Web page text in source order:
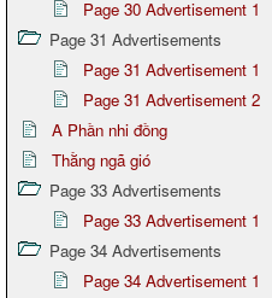
Page 30 Advertisement 1
Page 31 Advertisements
Page 31 Advertisement 1
Page 31 Advertisement 2
A Phần nhi đồng
Thằng ngã gió
Page 33 Advertisements
Page 33 Advertisement 1
Page 34 Advertisements
Page 34 Advertisement 1